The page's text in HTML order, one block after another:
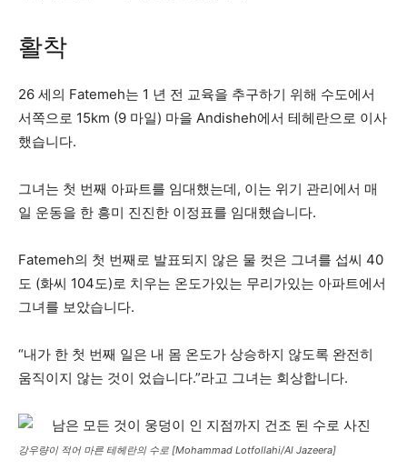
활착
26 세의 Fatemeh는 1 년 전 교육을 추구하기 위해 수도에서
서쪽으로 15km (9 마일) 마을 Andisheh에서 테헤란으로 이사
했습니다.
그녀는 첫 번째 아파트를 임대했는데, 이는 위기 관리에서 매
일 운동을 한 흥미 진진한 이정표를 임대했습니다.
Fatemeh의 첫 번째로 발표되지 않은 물 컷은 그녀를 섭씨 40
도 (화씨 104도)로 치우는 온도가있는 무리가있는 아파트에서
그녀를 보았습니다.
“내가 한 첫 번째 일은 내 몸 온도가 상승하지 않도록 완전히
움직이지 않는 것이 었습니다.”라고 그녀는 회상합니다.
강우량이 적어 마른 테헤란의 수로 [Mohammad Lotfollahi/Al Jazeera]